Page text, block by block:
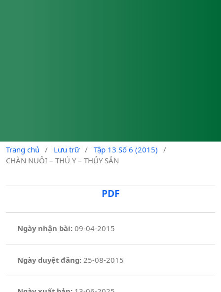
Trang chủ / Lưu trữ / Tập 13 Số 6 (2015)
/
CHĂN NUÔI – THÚ Y – THỦY SẢN
PDF
Ngày nhận bài: 09-04-2015
Ngày duyệt đăng:25-08-2015